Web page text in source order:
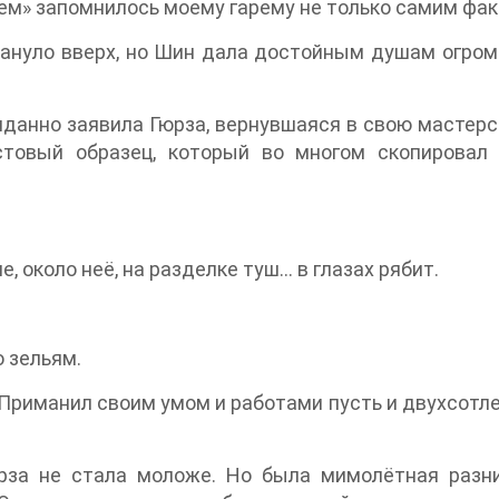
запомнилось моему гарему не только самим
вверх, но Шин дала достойным душам
заявила Гюрза, вернувшаяся в свою
образец, который во многом
неё, на разделке туш… в глазах рябит.
зельям.
своим умом и работами пусть и
не стала моложе. Но была мимолётная